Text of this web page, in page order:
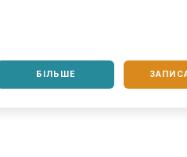
БІЛЬШЕ